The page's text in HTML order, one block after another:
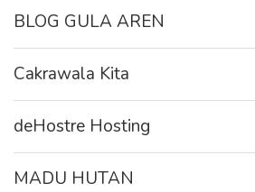
BLOG GULA AREN
Cakrawala Kita
deHostre Hosting
MADU HUTAN